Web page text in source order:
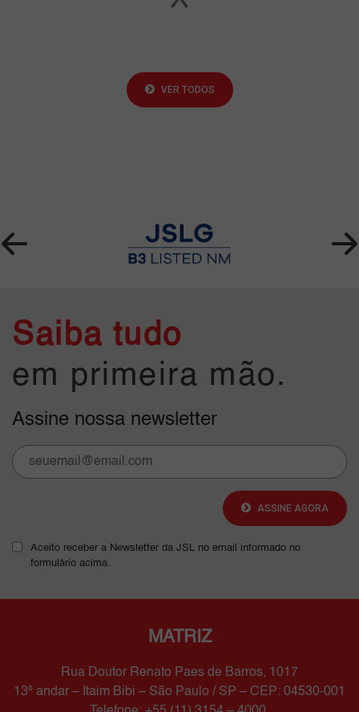
VER TODOS
Saiba tudo
em primeira mão.
Assine nossa newsletter
ASSINE AGORA
Aceito receber a Newsletter da JSL no email informado no
formulário acima.
MATRIZ
Rua Doutor Renato Paes de Barros, 1017
13º andar – Itaim Bibi – São Paulo / SP – CEP: 04530-001